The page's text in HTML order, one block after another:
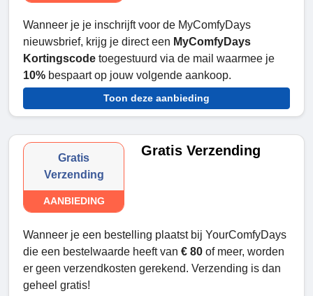
Wanneer je je inschrijft voor de MyComfyDays
nieuwsbrief, krijg je direct een MyComfyDays
Kortingscode toegestuurd via de mail waarmee je
10% bespaart op jouw volgende aankoop.
Toon deze aanbieding
Gratis
Verzending
AANBIEDING
Gratis Verzending
Wanneer je een bestelling plaatst bij YourComfyDays
die een bestelwaarde heeft van € 80 of meer, worden
er geen verzendkosten gerekend. Verzending is dan
geheel gratis!